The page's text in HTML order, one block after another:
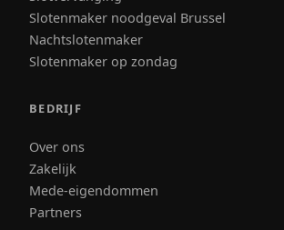
Slotenmaker noodgeval Brussel
Nachtslotenmaker
Slotenmaker op zondag
BEDRIJF
Over ons
Zakelijk
Mede-eigendommen
Partners